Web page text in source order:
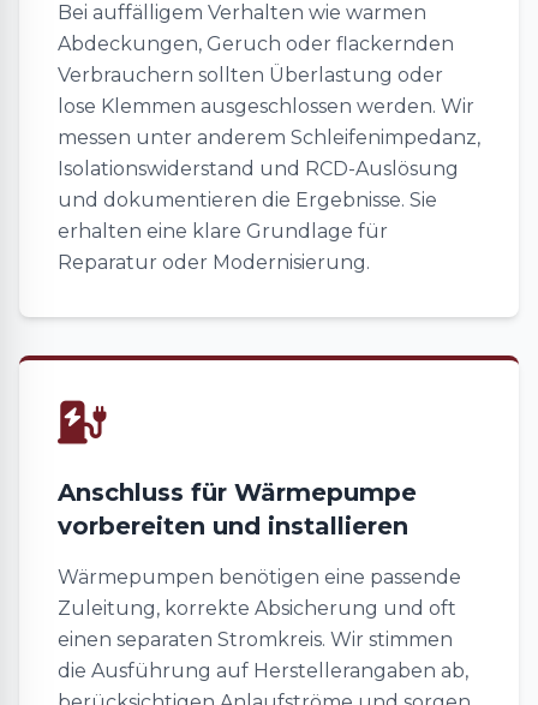
Bei auffälligem Verhalten wie warmen
Abdeckungen, Geruch oder flackernden
Verbrauchern sollten Überlastung oder
lose Klemmen ausgeschlossen werden. Wir
messen unter anderem Schleifenimpedanz,
Isolationswiderstand und RCD-Auslösung
und dokumentieren die Ergebnisse. Sie
erhalten eine klare Grundlage für
Reparatur oder Modernisierung.
Anschluss für Wärmepumpe
vorbereiten und installieren
Wärmepumpen benötigen eine passende
Zuleitung, korrekte Absicherung und oft
einen separaten Stromkreis. Wir stimmen
die Ausführung auf Herstellerangaben ab,